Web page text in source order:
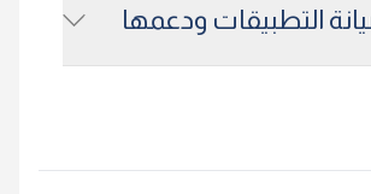
التطبيقات ودعمها